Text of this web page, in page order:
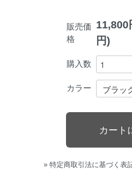
販売価
格
11,800
円)
購入数
カラー
» 特定商取引法に基づく表